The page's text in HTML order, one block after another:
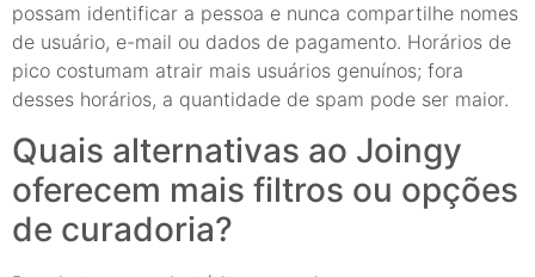
possam identificar a pessoa e nunca compartilhe nomes
de usuário, e-mail ou dados de pagamento. Horários de
pico costumam atrair mais usuários genuínos; fora
desses horários, a quantidade de spam pode ser maior.
Quais alternativas ao Joingy
oferecem mais filtros ou opções
de curadoria?